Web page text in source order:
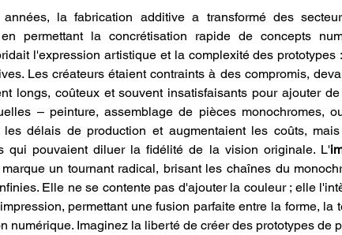
la fabrication additive a transformé des
permettant la concrétisation rapide de concepts
l'expression artistique et la complexité des
Les créateurs étaient contraints à des compromis,
longs, coûteux et souvent insatisfaisants pour ajouter
– peinture, assemblage de pièces monochromes,
les délais de production et augmentaient les coûts,
qui pouvaient diluer la fidélité de la vision originale. L'
un tournant radical, brisant les chaînes du
Elle ne se contente pas d'ajouter la couleur ; elle
permettant une fusion parfaite entre la forme, la
numérique. Imaginez la liberté de créer des prototypes de